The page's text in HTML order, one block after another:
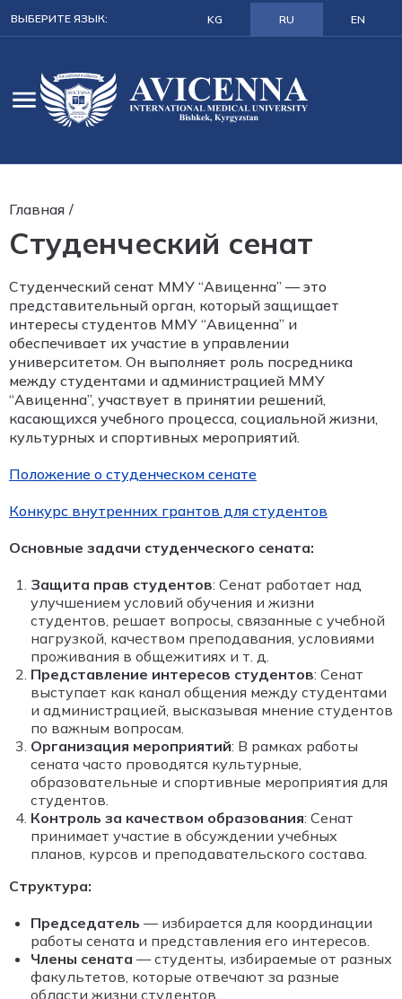
ВЫБЕРИТЕ ЯЗЫК: KG RU EN
Главная /
Студенческий сенат
Студенческий сенат ММУ “Авиценна” — это
представительный орган, который защищает
интересы студентов ММУ “Авиценна” и
обеспечивает их участие в управлении
университетом. Он выполняет роль посредника
между студентами и администрацией ММУ
“Авиценна”, участвует в принятии решений,
касающихся учебного процесса, социальной жизни,
культурных и спортивных мероприятий.
Положение о студенческом сенате
Конкурс внутренних грантов для студентов
Основные задачи студенческого сената:
Защита прав студентов: Сенат работает над
улучшением условий обучения и жизни
студентов, решает вопросы, связанные с учебной
нагрузкой, качеством преподавания, условиями
проживания в общежитиях и т. д.
Представление интересов студентов: Сенат
выступает как канал общения между студентами
и администрацией, высказывая мнение студентов
по важным вопросам.
Организация мероприятий: В рамках работы
сената часто проводятся культурные,
образовательные и спортивные мероприятия для
студентов.
Контроль за качеством образования: Сенат
принимает участие в обсуждении учебных
планов, курсов и преподавательского состава.
Структура:
Председатель — избирается для координации
работы сената и представления его интересов.
Члены сената — студенты, избираемые от разных
факультетов, которые отвечают за разные
области жизни студентов.